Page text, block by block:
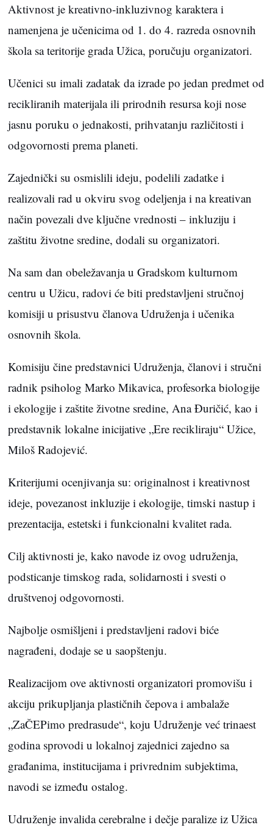
Aktivnost je kreativno-inkluzivnog karaktera i
namenjena je učenicima od 1. do 4. razreda osnovnih
škola sa teritorije grada Užica, poručuju organizatori.
Učenici su imali zadatak da izrade po jedan predmet od
recikliranih materijala ili prirodnih resursa koji nose
jasnu poruku o jednakosti, prihvatanju različitosti i
odgovornosti prema planeti.
Zajednički su osmislili ideju, podelili zadatke i
realizovali rad u okviru svog odeljenja i na kreativan
način povezali dve ključne vrednosti – inkluziju i
zaštitu životne sredine, dodali su organizatori.
Na sam dan obeležavanja u Gradskom kulturnom
centru u Užicu, radovi će biti predstavljeni stručnoj
komisiji u prisustvu članova Udruženja i učenika
osnovnih škola.
Komisiju čine predstavnici Udruženja, članovi i stručni
radnik psiholog Marko Mikavica, profesorka biologije
i ekologije i zaštite životne sredine, Ana Đuričić, kao i
predstavnik lokalne inicijative „Ere recikliraju“ Užice,
Miloš Radojević.
Kriterijumi ocenjivanja su: originalnost i kreativnost
ideje, povezanost inkluzije i ekologije, timski nastup i
prezentacija, estetski i funkcionalni kvalitet rada.
Cilj aktivnosti je, kako navode iz ovog udruženja,
podsticanje timskog rada, solidarnosti i svesti o
društvenoj odgovornosti.
Najbolje osmišljeni i predstavljeni radovi biće
nagrađeni, dodaje se u saopštenju.
Realizacijom ove aktivnosti organizatori promovišu i
akciju prikupljanja plastičnih čepova i ambalaže
„ZaČEPimo predrasude“, koju Udruženje već trinaest
godina sprovodi u lokalnoj zajednici zajedno sa
građanima, institucijama i privrednim subjektima,
navodi se između ostalog.
Udruženje invalida cerebralne i dečje paralize iz Užica